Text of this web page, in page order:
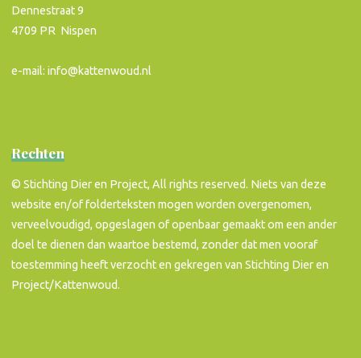
Dennestraat 9
4709 PR Nispen
e-mail: info@kattenwoud.nl
Rechten
© Stichting Dier en Project, All rights reserved. Niets van deze
website en/of folderteksten mogen worden overgenomen,
verveelvoudigd, opgeslagen of openbaar gemaakt om een ander
doel te dienen dan waartoe bestemd, zonder dat men vooraf
toestemming heeft verzocht en gekregen van Stichting Dier en
Project/Kattenwoud.